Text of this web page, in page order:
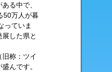
る中で、
50万人が暮
っていま
した県と
称：ツイ
んです。